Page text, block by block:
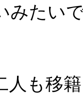
みたい
人も移